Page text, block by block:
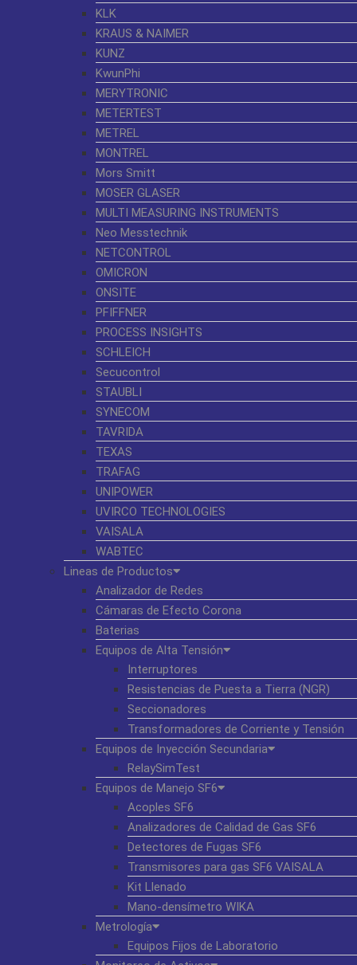
KLK
KRAUS & NAIMER
KUNZ
KwunPhi
MERYTRONIC
METERTEST
METREL
MONTREL
Mors Smitt
MOSER GLASER
MULTI MEASURING INSTRUMENTS
Neo Messtechnik
NETCONTROL
OMICRON
ONSITE
PFIFFNER
PROCESS INSIGHTS
SCHLEICH
Secucontrol
STAUBLI
SYNECOM
TAVRIDA
TEXAS
TRAFAG
UNIPOWER
UVIRCO TECHNOLOGIES
VAISALA
WABTEC
Lineas de Productos
Analizador de Redes
Cámaras de Efecto Corona
Baterias
Equipos de Alta Tensión
Interruptores
Resistencias de Puesta a Tierra (NGR)
Seccionadores
Transformadores de Corriente y Tensión
Equipos de Inyección Secundaria
RelaySimTest
Equipos de Manejo SF6
Acoples SF6
Analizadores de Calidad de Gas SF6
Detectores de Fugas SF6
Transmisores para gas SF6 VAISALA
Kit Llenado
Mano-densímetro WIKA
Metrología
Equipos Fijos de Laboratorio